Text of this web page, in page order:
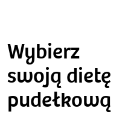
Wybierz
swoją dietę
pudełkową